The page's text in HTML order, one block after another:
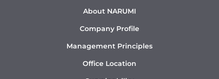
About NARUMI
Company Profile
Management Principles
Office Location